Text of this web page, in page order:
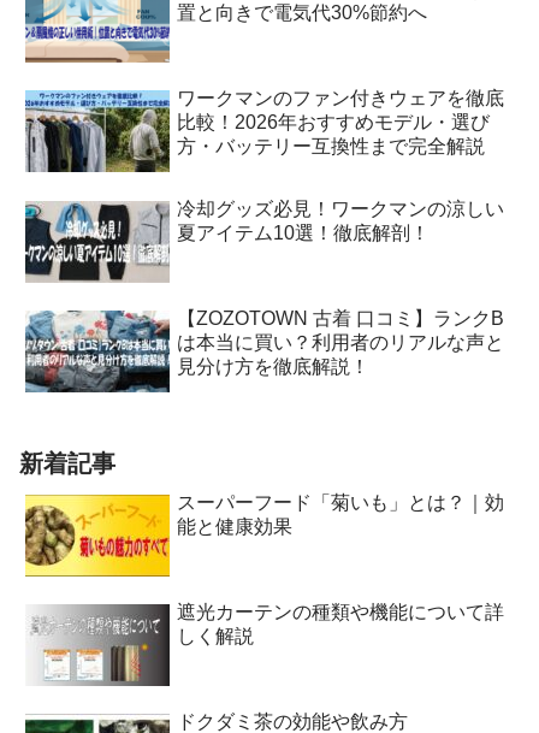
置と向きで電気代30%節約へ
ワークマンのファン付きウェアを徹底
比較！2026年おすすめモデル・選び
方・バッテリー互換性まで完全解説
冷却グッズ必見！ワークマンの涼しい
夏アイテム10選！徹底解剖！
【ZOZOTOWN 古着 口コミ】ランクB
は本当に買い？利用者のリアルな声と
見分け方を徹底解説！
新着記事
スーパーフード「菊いも」とは？｜効
能と健康効果
遮光カーテンの種類や機能について詳
しく解説
ドクダミ茶の効能や飲み方